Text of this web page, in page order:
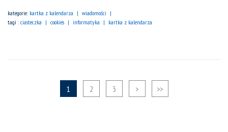
kategorie: kartka z kalendarza
wiadomości
tagi : ciasteczka cookies informatyka kartka z kalendarza
1 2 3 > >>